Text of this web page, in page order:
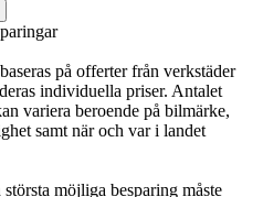
på offerter från verkstäder
individuella priser. Antalet
variera beroende på bilmärke,
samt när och var i landet
möjliga besparing måste